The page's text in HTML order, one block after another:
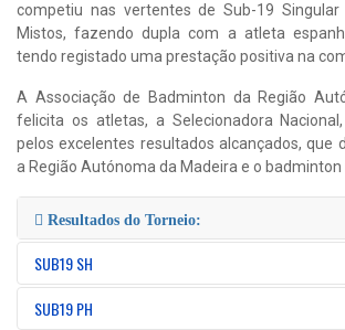
competiu nas vertentes de Sub-19 Singular
Mistos, fazendo dupla com a atleta
tendo registado uma prestação positiva na
A Associação de Badminton da Região
felicita os atletas, a Selecionadora
pelos excelentes resultados alcançados, que
a Região Autónoma da Madeira e o badminton
Resultados do Torneio:
SUB19 SH
SUB19 PH